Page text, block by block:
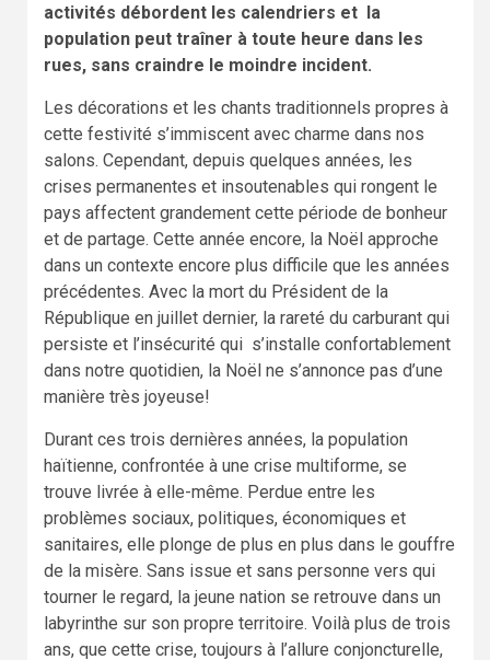
activités débordent les calendriers et la
population peut traîner à toute heure dans les
rues, sans craindre le moindre incident.
Les décorations et les chants traditionnels propres à
cette festivité s’immiscent avec charme dans nos
salons. Cependant, depuis quelques années, les
crises permanentes et insoutenables qui rongent le
pays affectent grandement cette période de bonheur
et de partage. Cette année encore, la Noël approche
dans un contexte encore plus difficile que les années
précédentes. Avec la mort du Président de la
République en juillet dernier, la rareté du carburant qui
persiste et l’insécurité qui s’installe confortablement
dans notre quotidien, la Noël ne s’annonce pas d’une
manière très joyeuse!
Durant ces trois dernières années, la population
haïtienne, confrontée à une crise multiforme, se
trouve livrée à elle-même. Perdue entre les
problèmes sociaux, politiques, économiques et
sanitaires, elle plonge de plus en plus dans le gouffre
de la misère. Sans issue et sans personne vers qui
tourner le regard, la jeune nation se retrouve dans un
labyrinthe sur son propre territoire. Voilà plus de trois
ans, que cette crise, toujours à l’allure conjoncturelle,